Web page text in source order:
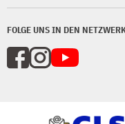
FOLGE UNS IN DEN